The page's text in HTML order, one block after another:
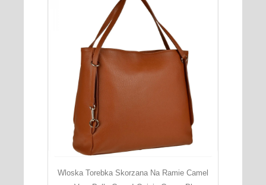
Wloska Torebka Skorzana Na Ramie Camel